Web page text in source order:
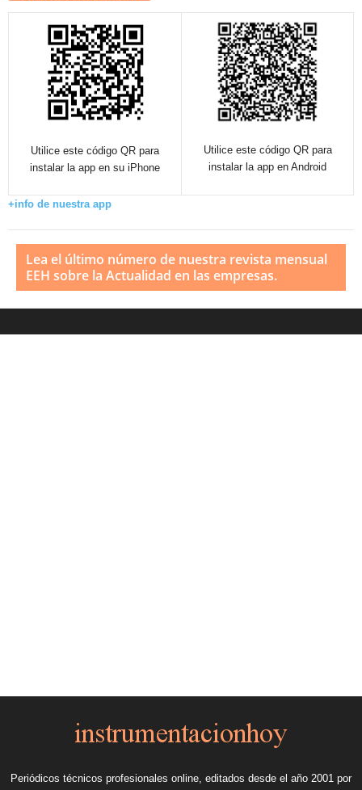
Utilice este código QR para
instalar la app en su iPhone
Utilice este código QR para
instalar la app en Android
+info de nuestra app
Lea el último número de nuestra revista mensual
EEH sobre la Actualidad en las empresas.
Periódicos técnicos profesionales online, editados desde el año 2001 por